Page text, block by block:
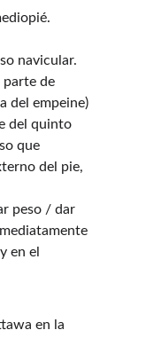
navicular.
parte de
del empeine)
del quinto
que
del pie,
peso / dar
en el
en la